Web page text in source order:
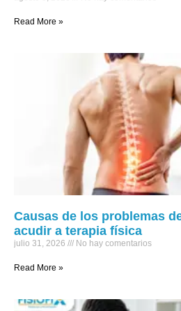
Read More »
Causas de los problemas
acudir a terapia física
julio 31, 2026 No hay comentarios
Read More »